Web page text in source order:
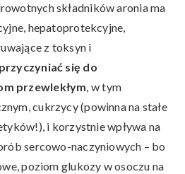
składników aronia ma
hepatoprotekcyjne,
z toksyn i
się do
przewlekłym, w tym
cukrzycy (powinna na stałe
i korzystnie wpływa na
sercowo-naczyniowych – bo
poziom glukozy w osoczu na